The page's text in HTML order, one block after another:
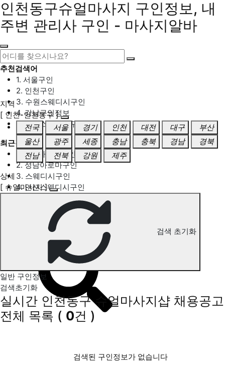
인천동구슈얼마사지 구인정보, 내
주변 관리사 구인 - 마사지알바
추천검색어
1. 서울구인
2. 인천구인
3. 수원스웨디시구인
4. 강남구인정보
5. 동탄스웨디시구인
최근검색어
1. 일산마사지구인
2. 성남아로마구인
3. 스웨디시구인
4. 안산스웨디시구인
인천동구 슈얼마사지 구인정보
지역
[ 인천-인천동구 ]
전국
서울 경기 인천 대전 대구
부산
울산
광주 세종 충남 충북 경남
경북
전남
전북 강원 제주
상세
[ 슈얼마사지 ]
검색 초기화
일반 구인정보
검색초기화
실시간 인천동구 슈얼마사지샵 채용공고
전체 목록 ( 0건 )
검색된 구인정보가 없습니다